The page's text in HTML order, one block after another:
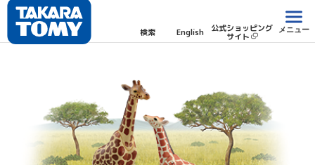
検索 English 公式ショッピング
サイト
メニュー